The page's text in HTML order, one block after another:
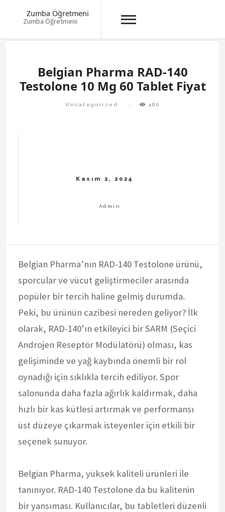
Zumba Öğretmeni
Zumba Öğretmeni
Belgian Pharma RAD-140
Testolone 10 Mg 60 Tablet Fiyat
Uncategorized 480
Belgian Pharma’nın RAD-140 Testolone ürünü,
sporcular ve vücut geliştirmeciler arasında
popüler bir tercih haline gelmiş durumda.
Peki, bu ürünün cazibesi nereden geliyor? İlk
olarak, RAD-140’ın etkileyici bir SARM (Seçici
Androjen Reseptör Modülatörü) olması, kas
gelişiminde ve yağ kaybında önemli bir rol
oynadığı için sıklıkla tercih ediliyor. Spor
salonunda daha fazla ağırlık kaldırmak, daha
hızlı bir kas kütlesi artırmak ve performansı
üst düzeye çıkarmak isteyenler için etkili bir
seçenek sunuyor.
Belgian Pharma, yüksek kaliteli ürünleri ile
tanınıyor. RAD-140 Testolone da bu kalitenin
bir yansıması. Kullanıcılar, bu tabletleri düzenli